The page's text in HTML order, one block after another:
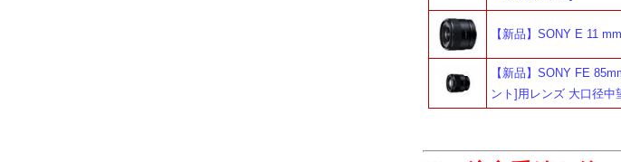
【新品】SONY E 11
【新品】SONY FE
ント]用レンズ 大口径中